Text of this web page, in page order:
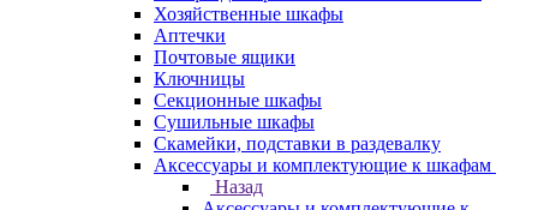
Хозяйственные шкафы
Аптечки
Почтовые ящики
Ключницы
Секционные шкафы
Сушильные шкафы
Скамейки, подставки в раздевалку
Аксессуары и комплектующие к шкафам
Назад